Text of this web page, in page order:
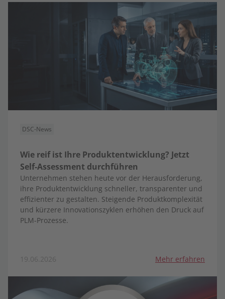
DSC-News
Wie reif ist Ihre Produktentwicklung? Jetzt
Self-Assessment durchführen
Unternehmen stehen heute vor der Herausforderung,
ihre Produktentwicklung schneller, transparenter und
effizienter zu gestalten. Steigende Produktkomplexität
und kürzere Innovationszyklen erhöhen den Druck auf
PLM-Prozesse.
19.06.2026 Mehr erfahren